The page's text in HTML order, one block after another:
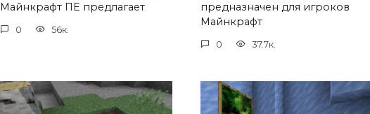
Майнкрафт ПЕ предлагает
0 56к.
предназначен для игроков
Майнкрафт
0 37.7к.